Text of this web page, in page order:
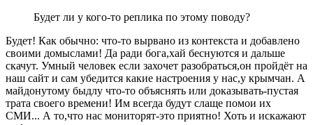
Будет ли у кого-то реплика по этому поводу?
Будет! Как обычно: что-то вырвано из контекста и добавлено
своими домыслами! Да ради бога,хай беснуются и дальше
скачут. Умный человек если захочет разобраться,он пройдёт на
наш сайт и сам убедится какие настроения у нас,у крымчан. А
майдонутому быдлу что-то объяснять или доказывать-пустая
трата своего времени! Им всегда будут слаще помои их
СМИ... А то,что нас мониторят-это приятно! Хоть и искажают